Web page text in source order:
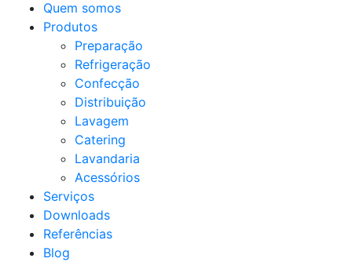
Quem somos
Produtos
Preparação
Refrigeração
Confecção
Distribuição
Lavagem
Catering
Lavandaria
Acessórios
Serviços
Downloads
Referências
Blog